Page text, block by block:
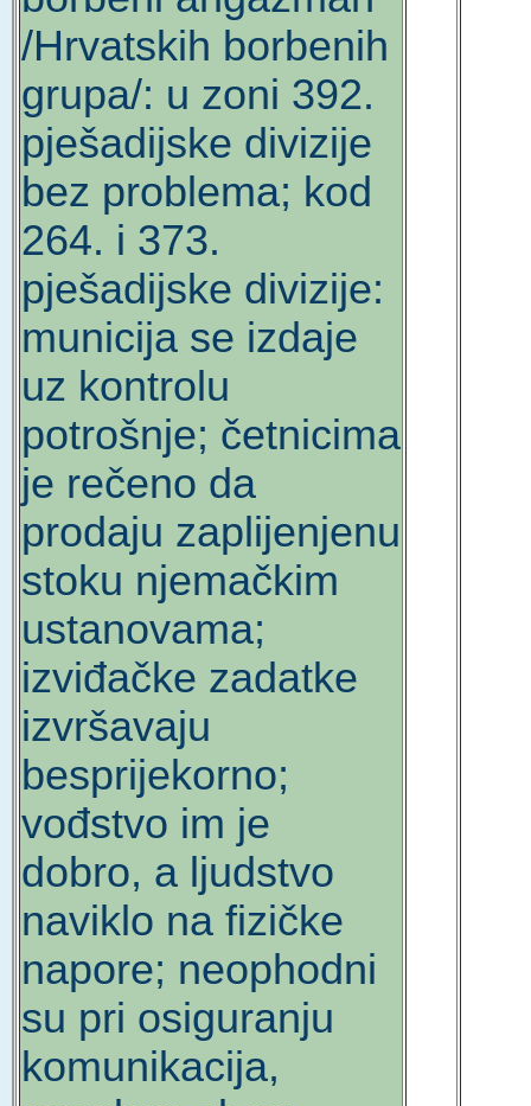
/Hrvatskih borbenih
grupa/: u zoni 392.
pješadijske divizije
bez problema; kod
264. i 373.
pješadijske divizije:
municija se izdaje
uz kontrolu
potrošnje; četnicima
je rečeno da
prodaju zaplijenjenu
stoku njemačkim
ustanovama;
izviđačke zadatke
izvršavaju
besprijekorno;
vođstvo im je
dobro, a ljudstvo
naviklo na fizičke
napore; neophodni
su pri osiguranju
komunikacija,